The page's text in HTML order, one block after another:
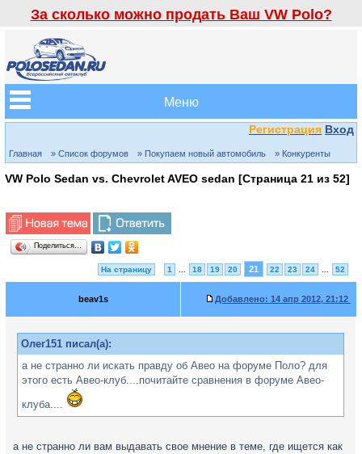
За сколько можно продать Ваш VW Polo?
Меню
Регистрация Вход
Главная » Список форумов » Покупаем новый автомобиль » Конкуренты
VW Polo Sedan vs. Chevrolet AVEO sedan [Страница 21 из 52]
Поделиться…
На страницу 1 18 19 20 21 22 23 24 52
beav1s Добавлено: 14 апр 2012, 21:12
Олег151 писал(а):
а не странно ли искать правду об Авео на форуме Поло? для
этого есть Авео-клуб....почитайте сравнения в форуме Авео-
клуба....
а не странно ли вам выдавать свое мнение в теме, где ищется как